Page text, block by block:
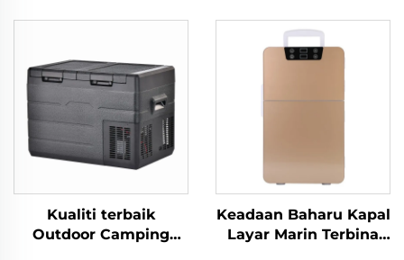
Cooler Box Car 30L
Sejuk Mudah Alih 12
Volt 25L Peti Sejuk
Mudah Alih
Kualiti terbaik
Outdoor Camping
Keadaan Baharu Kapal
Layar Marin Terbina